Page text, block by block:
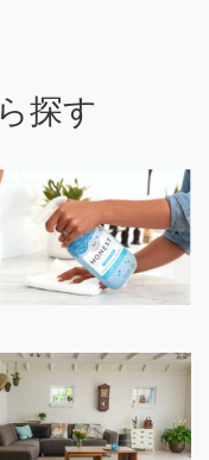
探す